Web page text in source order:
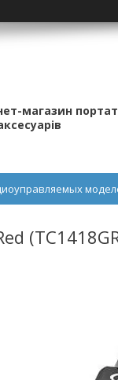
магазин